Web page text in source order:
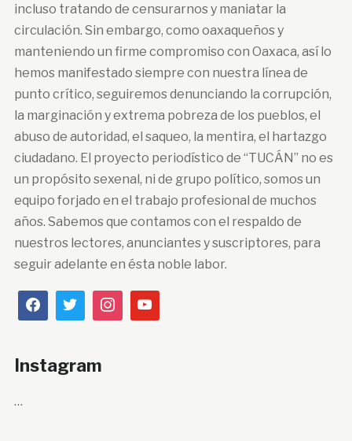
incluso tratando de censurarnos y maniatar la
circulación. Sin embargo, como oaxaqueños y
manteniendo un firme compromiso con Oaxaca, así lo
hemos manifestado siempre con nuestra línea de
punto crítico, seguiremos denunciando la corrupción,
la marginación y extrema pobreza de los pueblos, el
abuso de autoridad, el saqueo, la mentira, el hartazgo
ciudadano. El proyecto periodístico de “TUCÁN” no es
un propósito sexenal, ni de grupo político, somos un
equipo forjado en el trabajo profesional de muchos
años. Sabemos que contamos con el respaldo de
nuestros lectores, anunciantes y suscriptores, para
seguir adelante en ésta noble labor.
Instagram
…